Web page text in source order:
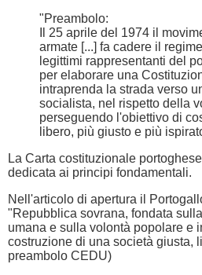
"Preambolo:
Il 25 aprile del 1974 il
armate [...] fa cadere il regime
legittimi rappresentanti del
per elaborare una
intraprenda la strada verso
socialista, nel rispetto della
perseguendo l'obiettivo di
libero, più giusto e più
La Carta costituzionale
dedicata ai principi fondamentali.
Nell'articolo di apertura il
"Repubblica sovrana, fondata
umana e sulla volontà popolare e
costruzione di una società giusta,
preambolo CEDU)